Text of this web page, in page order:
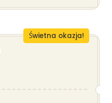
Świetna okazja!